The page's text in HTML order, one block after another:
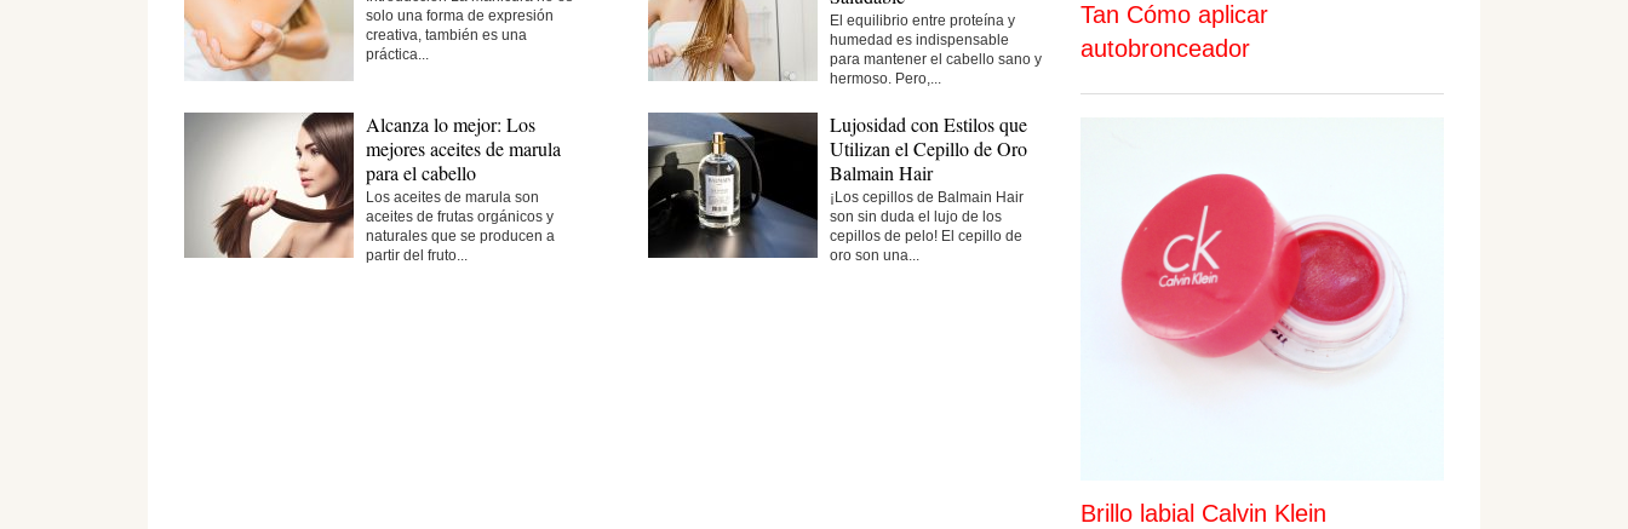
solo una forma de expresión
creativa, también es una
práctica...
El equilibrio entre proteína y
humedad es indispensable
para mantener el cabello sano y
hermoso. Pero,...
Alcanza lo mejor: Los
mejores aceites de marula
para el cabello
Los aceites de marula son
aceites de frutas orgánicos y
naturales que se producen a
partir del fruto...
Lujosidad con Estilos que
Utilizan el Cepillo de Oro
Balmain Hair
¡Los cepillos de Balmain Hair
son sin duda el lujo de los
cepillos de pelo! El cepillo de
oro son una...
Tan Cómo aplicar
autobronceador
Brillo labial Calvin Klein